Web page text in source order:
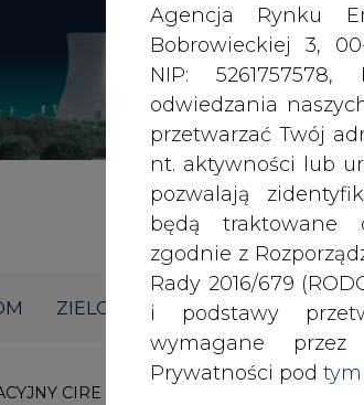
ZIELONA GOSPODARKA
Agencja Rynku
Bobrowieckiej 3,
NIP: 5261757578,
odwiedzania
przetwarzać Twój
nt. aktywności lub
pozwalają
będą traktowane
zgodnie z
Rady 2016/679
i podstawy
wymagane
Prywatności pod
CIRE 24